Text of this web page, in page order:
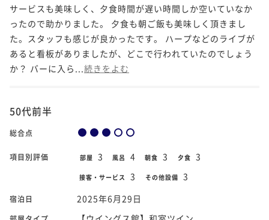
サービスも美味しく、夕食時間が遅い時間しか空いていなか
ったので助かりました。 夕食も朝ご飯も美味しく頂きまし
た。スタッフも感じが良かったです。 ハープなどのライブが
あると看板がありましたが、どこで行われていたのでしょう
か？ バーに入ら... 続きをよむ
50代前半
総合点
項目別評価 部屋 3 風呂 4 朝食 3 夕食 3
接客・サービス 3 その他設備 3
宿泊日 2025年6月29日